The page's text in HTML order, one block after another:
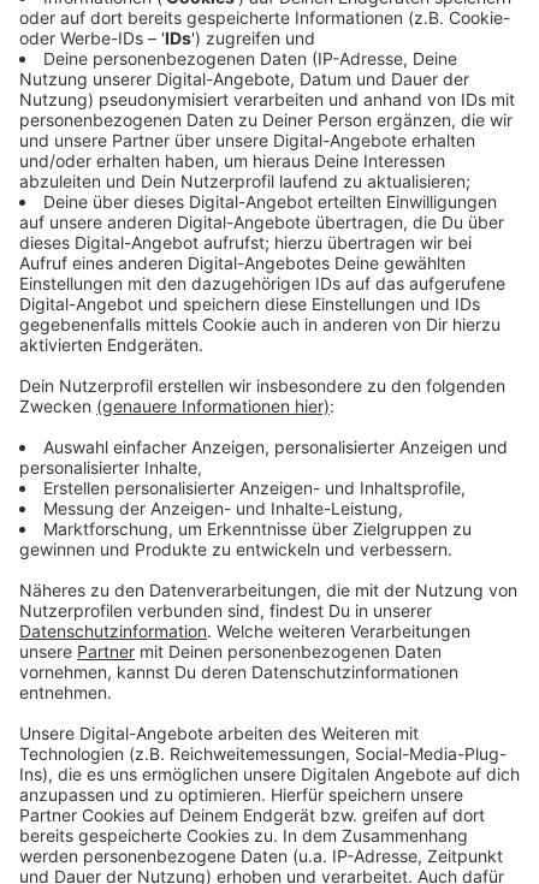
auch auf dem "Konturen"-Album wieder. Seine Fans
haben in jedem Fall großes Gefallen an der neuen
Platte, schließlich ist seine "Konturen"-Livetournee
nahezu komplett ausverkauft.
Anzeige
Wir benötigen Ihre
Zustimmung, um den YouTube
Video-Service zu laden!
Wir verwenden einen Service eines
Drittanbieters, um Videoinhalte
Daten zu Ihren Aktivitäten
sammeln. Bitte lesen Sie die
Details durch und stimmen Sie der
Nutzung des Service zu, um dieses
Video anzusehen.
Mehr Informationen
Akzeptieren
powered byUsercentrics Consent
Management Platform
Johannes Oerding - An guten Tagen
Anzeige
Wer sich Johannes Oerding live nicht entgehen lassen
möchte, sollte sich also beim Ticketkauf beeilen. In
NRW ist er zum Beispiel am 13. März in Oberhausen zu
hören. Tickets gibt eshier. Auch in Münster (4. März)